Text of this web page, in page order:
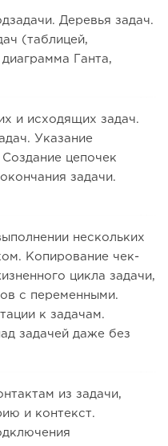
Деревья задач.
(таблицей,
Ганта,
и исходящих задач.
Указание
цепочек
задачи.
нескольких
Копирование чек-
цикла задачи,
с переменными.
к задачам.
задачей даже без
из задачи,
и контекст.